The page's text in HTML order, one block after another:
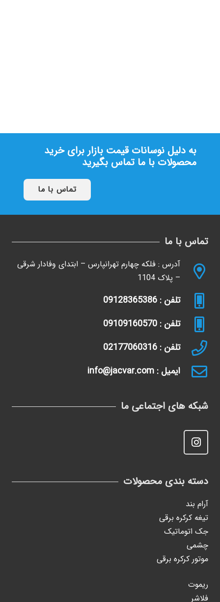
به دلیل نوسانات قیمت بازار برای خرید
محصولات با ما تماس بگیرید
تماس با ما
تماس با ما
آدرس : فلکه چهارم تهرانپارس – ابتدای وفادار شرقی
– پلاک 1104
تلفن : 09128365386
تلفن : 09109160570
تلفن : 02177060316
ایمیل : info@jacvar.com
شبکه های اجتماعی ما
دسته بندی محصولات
آرام بند
تیغه کرکره برقی
جک اتوماتیک
چشمی
موتور کرکره برقی
ریموت
فلاشر